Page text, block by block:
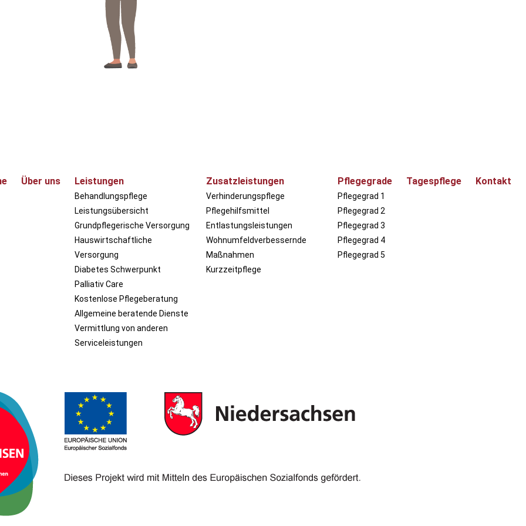
Über uns Leistungen
Behandlungspflege
Leistungsübersicht
Grundpflegerische Versorgung
Hauswirtschaftliche
Versorgung
Diabetes Schwerpunkt
Palliativ Care
Kostenlose Pflegeberatung
Allgemeine beratende Dienste
Vermittlung von anderen
Serviceleistungen
Zusatzleistungen
Verhinderungspflege
Pflegehilfsmittel
Entlastungsleistungen
Wohnumfeldverbessernde
Maßnahmen
Kurzzeitpflege
Pflegegrade
Pflegegrad 1
Pflegegrad 2
Pflegegrad 3
Pflegegrad 4
Pflegegrad 5
Tagespflege Kontakt